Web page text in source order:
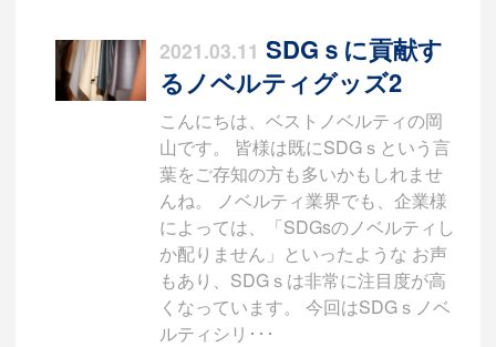
2021.03.11 SDGｓに貢献す
るノベルティグッズ2
こんにちは、ベストノベルティの岡
山です。 皆様は既にSDGｓという言
葉をご存知の方も多いかもしれませ
んね。 ノベルティ業界でも、企業様
によっては、「SDGsのノベルティし
か配りません」といったような お声
もあり、SDGｓは非常に注目度が高
くなっています。 今回はSDGｓノベ
ルティシリ･･･